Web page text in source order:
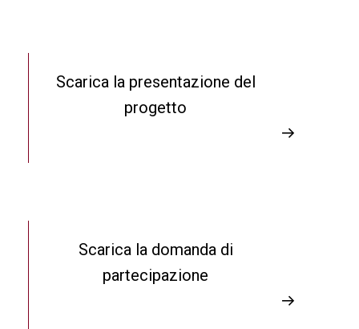
Scarica la presentazione del
progetto
→
Scarica la domanda di
partecipazione
→